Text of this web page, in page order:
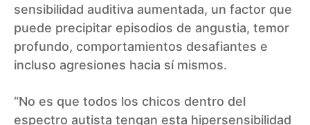
sensibilidad auditiva aumentada, un factor que
puede precipitar episodios de angustia, temor
profundo, comportamientos desafiantes e
incluso agresiones hacia sí mismos.
“No es que todos los chicos dentro del
espectro autista tengan esta hipersensibilidad